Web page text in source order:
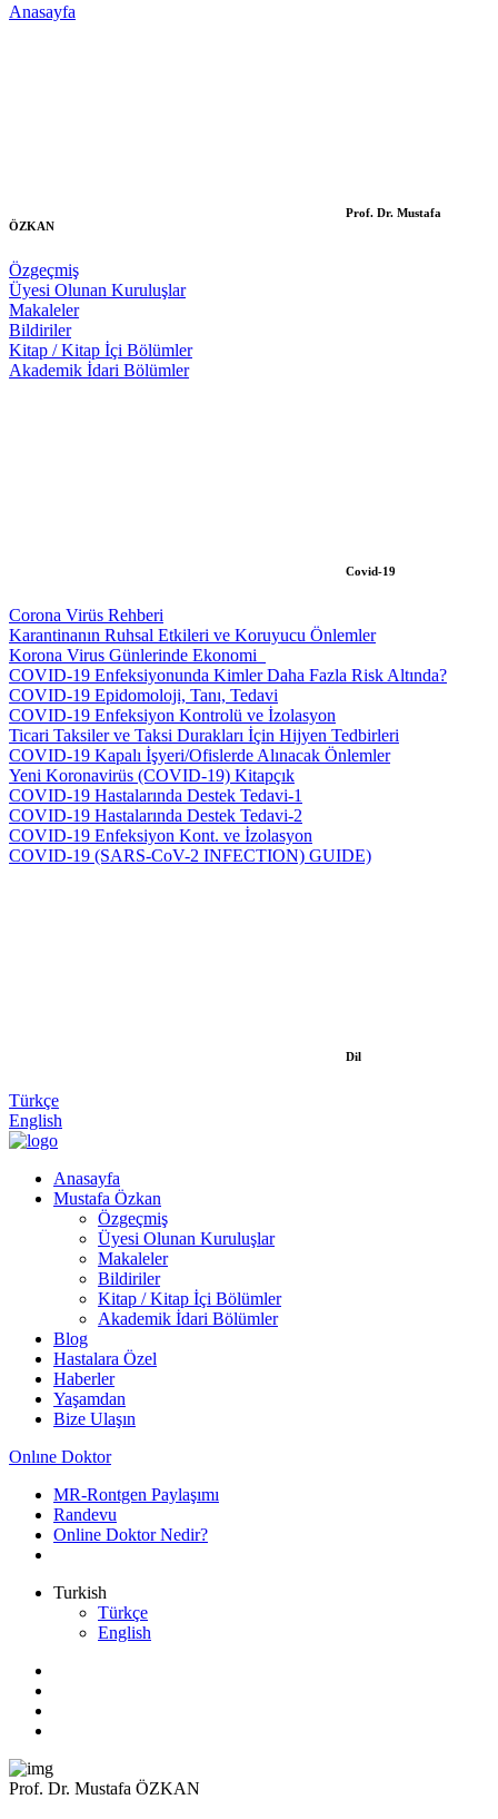
Anasayfa
Prof. Dr. Mustafa
ÖZKAN
Özgeçmiş
Üyesi Olunan Kuruluşlar
Makaleler
Bildiriler
Kitap / Kitap İçi Bölümler
Akademik İdari Bölümler
Covid-19
Corona Virüs Rehberi
Karantinanın Ruhsal Etkileri ve Koruyucu Önlemler
Korona Virus Günlerinde Ekonomi_
COVID-19 Enfeksiyonunda Kimler Daha Fazla Risk Altında?
COVID-19 Epidomoloji, Tanı, Tedavi
COVID-19 Enfeksiyon Kontrolü ve İzolasyon
Ticari Taksiler ve Taksi Durakları İçin Hijyen Tedbirleri
COVID-19 Kapalı İşyeri/Ofislerde Alınacak Önlemler
Yeni Koronavirüs (COVID-19) Kitapçık
COVID-19 Hastalarında Destek Tedavi-1
COVID-19 Hastalarında Destek Tedavi-2
COVID-19 Enfeksiyon Kont. ve İzolasyon
COVID-19 (SARS-CoV-2 INFECTION) GUIDE)
Dil
Türkçe
English
Anasayfa
Mustafa Özkan
Özgeçmiş
Üyesi Olunan Kuruluşlar
Makaleler
Bildiriler
Kitap / Kitap İçi Bölümler
Akademik İdari Bölümler
Blog
Hastalara Özel
Haberler
Yaşamdan
Bize Ulaşın
Onlıne Doktor
MR-Rontgen Paylaşımı
Randevu
Online Doktor Nedir?
Turkish
Türkçe
English
Prof. Dr. Mustafa ÖZKAN